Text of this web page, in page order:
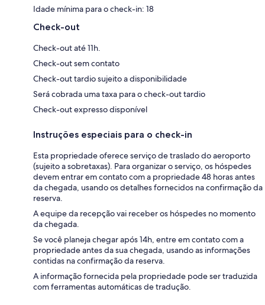
Idade mínima para o check-in: 18
Check-out
Check-out até 11h.
Check-out sem contato
Check-out tardio sujeito a disponibilidade
Será cobrada uma taxa para o check-out tardio
Check-out expresso disponível
Instruções especiais para o check-in
Esta propriedade oferece serviço de traslado do aeroporto
(sujeito a sobretaxas). Para organizar o serviço, os hóspedes
devem entrar em contato com a propriedade 48 horas antes
da chegada, usando os detalhes fornecidos na confirmação da
reserva.
A equipe da recepção vai receber os hóspedes no momento
da chegada.
Se você planeja chegar após 14h, entre em contato com a
propriedade antes da sua chegada, usando as informações
contidas na confirmação da reserva.
A informação fornecida pela propriedade pode ser traduzida
com ferramentas automáticas de tradução.